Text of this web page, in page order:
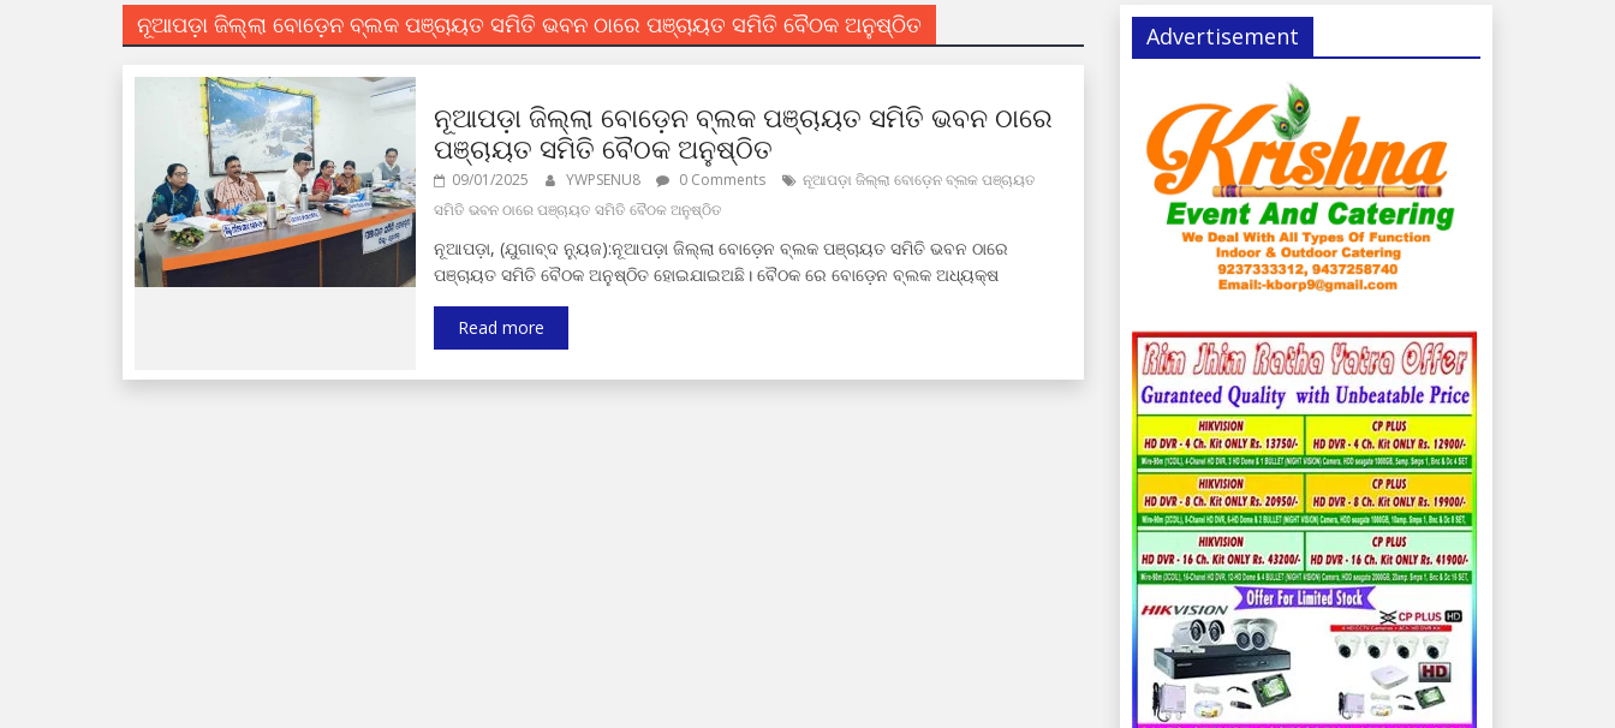
ନୂଆପଡ଼ା ଜିଲ୍ଲା ବୋଡ଼େନ ବ୍ଲକ ପଞ୍ଚାୟତ ସମିତି ଭବନ ଠାରେ ପଞ୍ଚାୟତ ସମିତି ବୈଠକ ଅନୁଷ୍ଠିତ
ନୂଆପଡ଼ା ଜିଲ୍ଲା ବୋଡ଼େନ ବ୍ଲକ ପଞ୍ଚାୟତ ସମିତି ଭବନ ଠାରେ
ପଞ୍ଚାୟତ ସମିତି ବୈଠକ ଅନୁଷ୍ଠିତ
09/01/2025 YWPSENU8 0 Comments
ନୂଆପଡ଼ା ଜିଲ୍ଲା ବୋଡ଼େନ ବ୍ଲକ ପଞ୍ଚାୟତ
ସମିତି ଭବନ ଠାରେ ପଞ୍ଚାୟତ ସମିତି ବୈଠକ ଅନୁଷ୍ଠିତ
ନୂଆପଡ଼ା, (ଯୁଗାବ୍ଦ ନ୍ୟୁଜ):ନୂଆପଡ଼ା ଜିଲ୍ଲା ବୋଡ଼େନ ବ୍ଲକ ପଞ୍ଚାୟତ ସମିତି ଭବନ ଠାରେ
ପଞ୍ଚାୟତ ସମିତି ବୈଠକ ଅନୁଷ୍ଠିତ ହୋଇଯାଇଅଛି। ବୈଠକ ରେ ବୋଡ଼େନ ବ୍ଲକ ଅଧ୍ୟକ୍ଷ
Read more
Advertisement